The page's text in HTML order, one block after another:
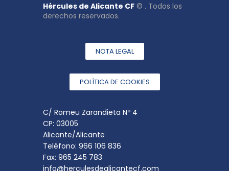
Hércules de Alicante CF © . Todos los
derechos reservados.
NOTA LEGAL
POLÍTICA DE COOKIES
C/ Romeu Zarandieta Nº 4
CP: 03005
Alicante/Alicante
Teléfono: 966 106 836
Fax: 965 245 783
info@herculesdealicantecf.com